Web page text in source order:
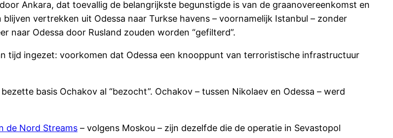
Ankara, dat toevallig de belangrijkste begunstigde is van de graanovereenkomst en
vertrekken uit Odessa naar Turkse havens – voornamelijk Istanbul – zonder
Odessa door Rusland zouden worden “gefilterd”.
tijd ingezet: voorkomen dat Odessa een knooppunt van terroristische infrastructuur
basis Ochakov al “bezocht”. Ochakov – tussen Nikolaev en Odessa – werd
de Nord Streams – volgens Moskou – zijn dezelfde die de operatie in Sevastopol